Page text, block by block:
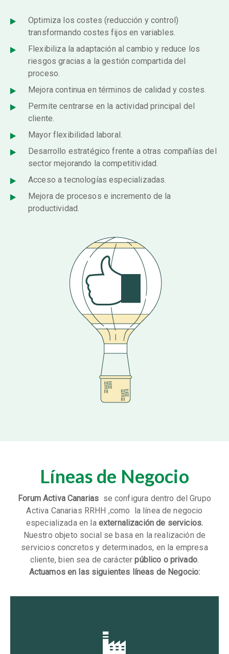
Optimiza los costes (reducción y control)
transformando costes fijos en variables.
Flexibiliza la adaptación al cambio y reduce los
riesgos gracias a la gestión compartida del
proceso.
Mejora continua en términos de calidad y costes.
Permite centrarse en la actividad principal del
cliente.
Mayor flexibilidad laboral.
Desarrollo estratégico frente a otras compañías del
sector mejorando la competitividad.
Acceso a tecnologías especializadas.
Mejora de procesos e incremento de la
productividad.
Líneas de Negocio
Forum Activa Canarias se configura dentro del Grupo
Activa Canarias RRHH ,como la línea de negocio
especializada en la externalización de servicios.
Nuestro objeto social se basa en la realización de
servicios concretos y determinados, en la empresa
cliente, bien sea de carácterpúblico o privado.
Actuamos en las siguientes líneas de Negocio: